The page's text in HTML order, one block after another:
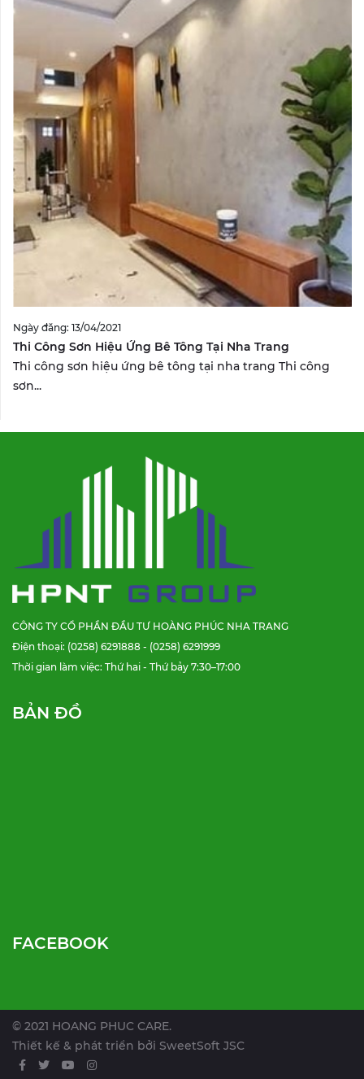
Ngày đăng: 13/04/2021
Thi Công Sơn Hiệu Ứng Bê Tông Tại Nha Trang
Thi công sơn hiệu ứng bê tông tại nha trang Thi công
sơn...
CÔNG TY CỔ PHẦN ĐẦU TƯ HOÀNG PHÚC NHA TRANG
Điện thoại: (0258) 6291888 - (0258) 6291999
Thời gian làm việc: Thứ hai - Thứ bảy 7:30–17:00
BẢN ĐỒ
FACEBOOK
© 2021 HOANG PHUC CARE.
Thiết kế & phát triển bởi SweetSoft JSC